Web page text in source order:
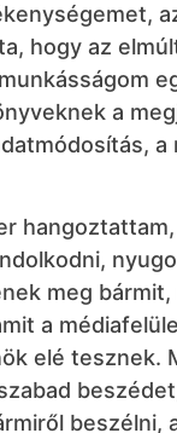
hogy az
a
a
meg
a
elé tesznek.
beszélni,